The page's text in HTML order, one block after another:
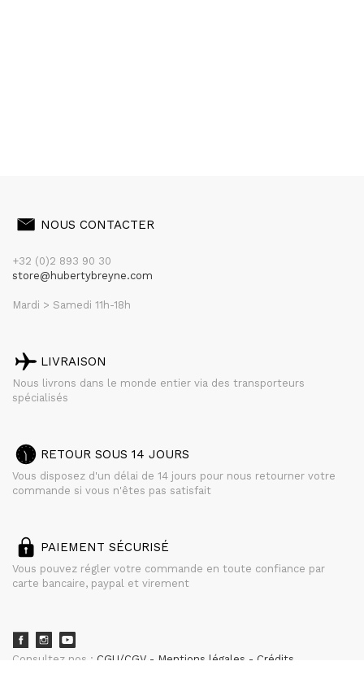
NOUS CONTACTER
+32 (0)2 893 90 30
store@hubertybreyne.com
Mardi > Samedi 11h-18h
LIVRAISON
Nous livrons dans le monde entier via des transporteurs
spécialisés
RETOUR SOUS 14 JOURS
Vous disposez d'un délai de 14 jours pour nous retourner votre
commande si vous n'êtes pas satisfait
PAIEMENT SÉCURISÉ
Vous pouvez régler votre commande en toute confiance par
carte bancaire, paypal et virement
Consultez nos : CGU/CGV Mentions légales
Crédits